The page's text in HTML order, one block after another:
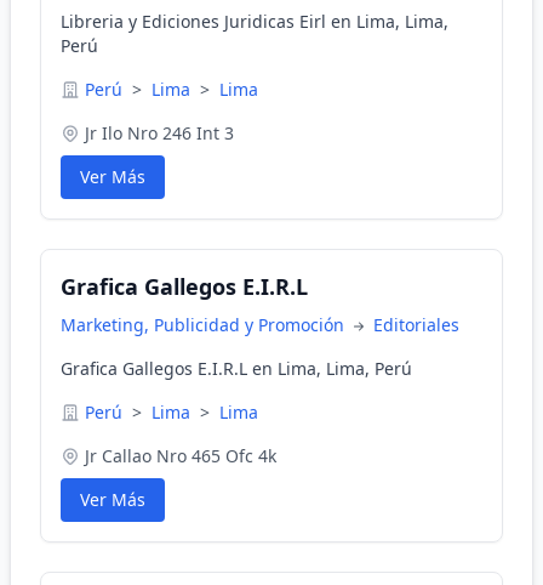
Libreria y Ediciones Juridicas Eirl en Lima, Lima,
Perú
Perú > Lima > Lima
Jr Ilo Nro 246 Int 3
Ver Más
Grafica Gallegos E.I.R.L
Marketing, Publicidad y Promoción
Editoriales
Grafica Gallegos E.I.R.L en Lima, Lima, Perú
Perú > Lima > Lima
Jr Callao Nro 465 Ofc 4k
Ver Más